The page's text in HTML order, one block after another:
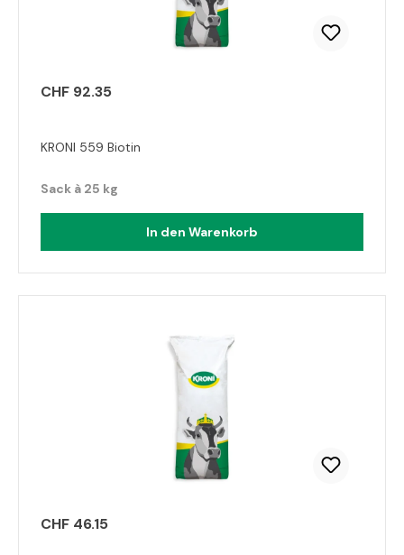
CHF 92.35
KRONI 559 Biotin
Sack à 25 kg
In den Warenkorb
CHF 46.15